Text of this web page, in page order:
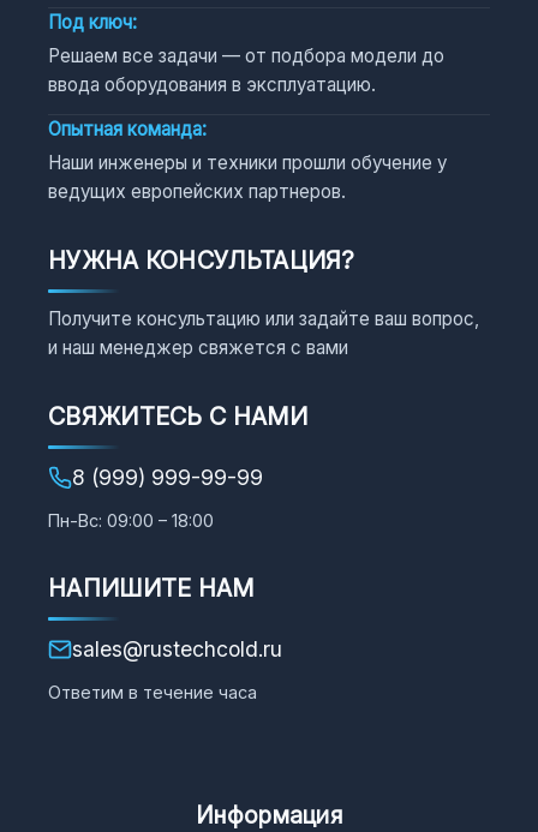
Под ключ:
Решаем все задачи — от подбора модели до
ввода оборудования в эксплуатацию.
Опытная команда:
Наши инженеры и техники прошли обучение у
ведущих европейских партнеров.
НУЖНА КОНСУЛЬТАЦИЯ?
Получите консультацию или задайте ваш вопрос,
и наш менеджер свяжется с вами
СВЯЖИТЕСЬ С НАМИ
8 (999) 999-99-99
Пн-Вс: 09:00 – 18:00
НАПИШИТЕ НАМ
sales@rustechcold.ru
Ответим в течение часа
Информация